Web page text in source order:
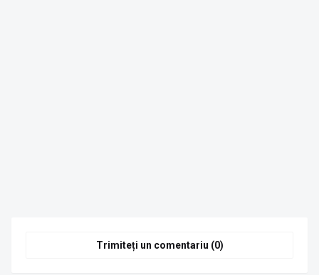
Trimiteți un comentariu (0)